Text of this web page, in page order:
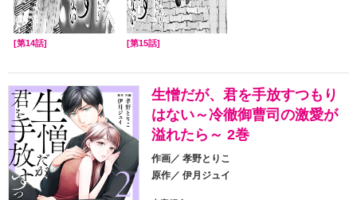
[第14話] [第15話]
生憎だが、君を手放すつもり
はない～冷徹御曹司の激愛が
溢れたら～ 2巻
作画／ 孝野とりこ
原作／ 伊月ジュイ